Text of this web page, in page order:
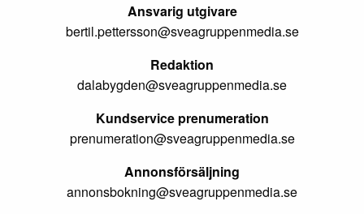
Ansvarig utgivare
bertil.pettersson@sveagruppenmedia.se
Redaktion
dalabygden@sveagruppenmedia.se
Kundservice prenumeration
prenumeration@sveagruppenmedia.se
Annonsförsäljning
annonsbokning@sveagruppenmedia.se